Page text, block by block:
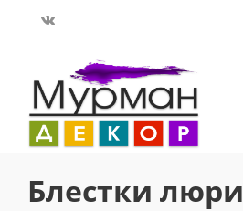
Блестки